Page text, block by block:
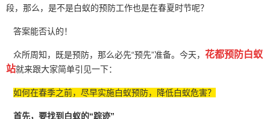
段，那么，是不是白蚁的预防工作也是在春夏时节呢？
答案能否认的！
众所周知，既是预防，那么必先“预先”准备。今天， 花都预防白蚁
站就来跟大家简单引见一下：
如何在春季之前，尽早实施白蚁预防，降低白蚁危害？
首先，要找到白蚁的“踪迹”